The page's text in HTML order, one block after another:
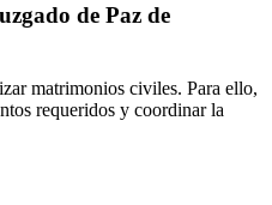
de Paz de
matrimonios civiles. Para ello,
requeridos y coordinar la